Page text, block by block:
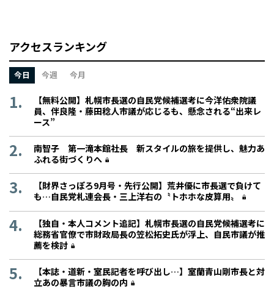
アクセスランキング
今日 今週 今月
【無料公開】札幌市長選の自民党候補選考に今洋佑衆院議
員、伴良隆・藤田稔人市議が応じるも、懸念される“出来レ
ース”
南智子 第一滝本館社長 新スタイルの旅を提供し、魅力あ
ふれる街づくりへ
【財界さっぽろ9月号・先行公開】荒井優に市長選で負けて
も…自民党札連会長・三上洋右の〝トホホな皮算用〟
【独自・本人コメント追記】札幌市長選の自民党候補選考に
総務省官僚で市財政局長の笠松拓史氏が浮上、自民市議が推
薦を検討
【本誌・道新・室民記者を呼び出し…】室蘭青山剛市長と対
立あの暴言市議の胸の内